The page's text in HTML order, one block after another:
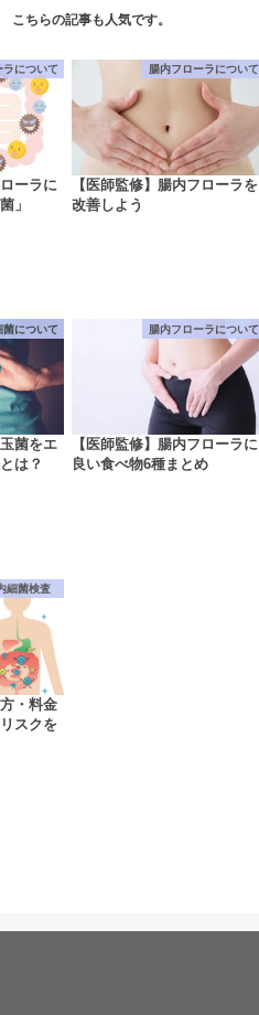
こちらの記事も人気です。
ラについて
ーラに
」
腸内フローラについて
【医師監修】腸内フローラを
改善しよう
菌について
菌をエ
は？
腸内フローラについて
【医師監修】腸内フローラに
良い食べ物6種まとめ
細菌検査
・料金
スクを